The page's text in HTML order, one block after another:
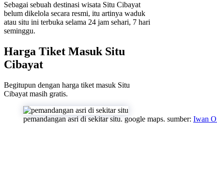
Sebagai sebuah destinasi wisata Situ Cibayat
belum dikelola secara resmi, itu artinya waduk
atau situ ini terbuka selama 24 jam sehari, 7 hari
seminggu.
Harga Tiket Masuk Situ
Cibayat
Begitupun dengan harga tiket masuk Situ
Cibayat masih gratis.
pemandangan asri di sekitar situ. google maps. sumber: Iwan